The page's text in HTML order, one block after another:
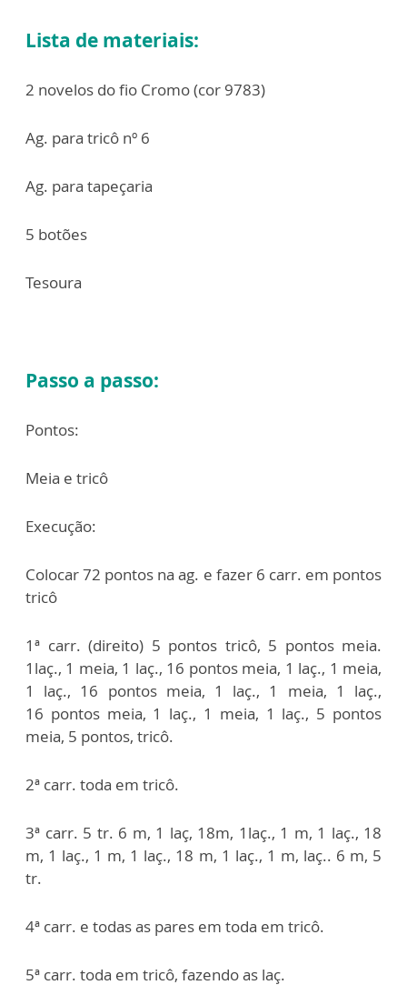
Lista de materiais:
2 novelos do fio Cromo (cor 9783)
Ag. para tricô nº 6
Ag. para tapeçaria
5 botões
Tesoura
Passo a passo:
Pontos:
Meia e tricô
Execução:
Colocar 72 pontos na ag. e fazer 6 carr. em pontos
tricô
1ª carr. (direito) 5 pontos tricô, 5 pontos meia.
1laç., 1 meia, 1 laç., 16 pontos meia, 1 laç., 1 meia,
1 laç., 16 pontos meia, 1 laç., 1 meia, 1 laç.,
16 pontos meia, 1 laç., 1 meia, 1 laç., 5 pontos
meia, 5 pontos, tricô.
2ª carr. toda em tricô.
3ª carr. 5 tr. 6 m, 1 laç, 18m, 1laç., 1 m, 1 laç., 18
m, 1 laç., 1 m, 1 laç., 18 m, 1 laç., 1 m, laç.. 6 m, 5
tr.
4ª carr. e todas as pares em toda em tricô.
5ª carr. toda em tricô, fazendo as laç.